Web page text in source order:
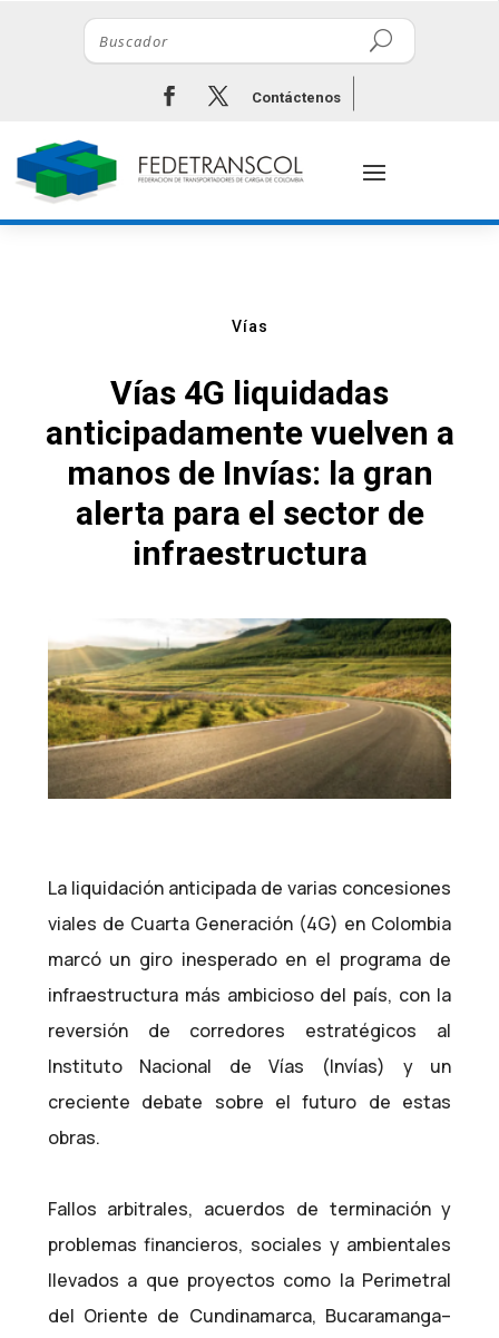
Contáctenos
Vías
Vías 4G liquidadas
anticipadamente vuelven a
manos de Invías: la gran
alerta para el sector de
infraestructura
La liquidación anticipada de varias concesiones
viales de Cuarta Generación (4G) en Colombia
marcó un giro inesperado en el programa de
infraestructura más ambicioso del país, con la
reversión de corredores estratégicos al
Instituto Nacional de Vías (Invías) y un
creciente debate sobre el futuro de estas
obras.
Fallos arbitrales, acuerdos de terminación y
problemas financieros, sociales y ambientales
llevados a que proyectos como la Perimetral
del Oriente de Cundinamarca, Bucaramanga–